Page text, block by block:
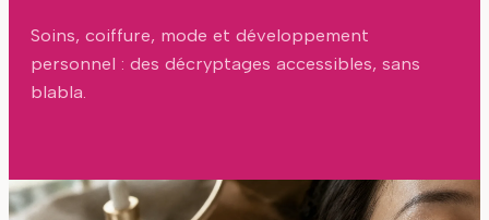
Soins, coiffure, mode et développement
personnel : des décryptages accessibles, sans
blabla.